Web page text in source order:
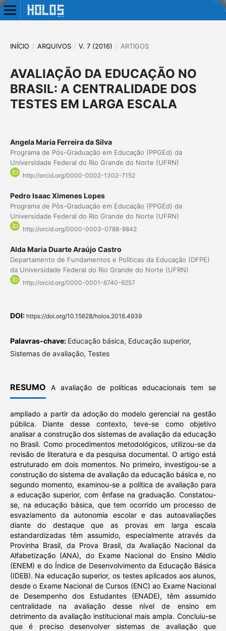
INÍCIO / ARQUIVOS / V. 7 (2016) / ARTIGOS
AVALIAÇÃO DA EDUCAÇÃO NO
BRASIL: A CENTRALIDADE DOS
TESTES EM LARGA ESCALA
Angela Maria Ferreira da Silva
Programa de Pós-Graduação em Educação (PPGEd) da
Universidade Federal do Rio Grande do Norte (UFRN)
http://orcid.org/0000-0002-1302-7152
Pedro Isaac Ximenes Lopes
Programa de Pós-Graduação em Educação (PPGEd) da
Universidade Federal do Rio Grande do Norte (UFRN)
http://orcid.org/0000-0003-0788-8842
Alda Maria Duarte Araújo Castro
Departamento de Fundamentos e Políticas da Educação (DFPE)
da Universidade Federal do Rio Grande do Norte (UFRN)
http://orcid.org/0000-0001-6740-6257
DOI: https://doi.org/10.15628/holos.2016.4939
Palavras-chave: Educação básica, Educação superior,
Sistemas de avaliação, Testes
RESUMO A avaliação de políticas educacionais tem se
ampliado a partir da adoção do modelo gerencial na gestão
pública. Diante desse contexto, teve-se como objetivo
analisar a construção dos sistemas de avaliação da educação
no Brasil. Como procedimentos metodológicos, utilizou-se da
revisão de literatura e da pesquisa documental. O artigo está
estruturado em dois momentos. No primeiro, investigou-se a
construção do sistema de avaliação da educação básica e, no
segundo momento, examinou-se a política de avaliação para
a educação superior, com ênfase na graduação. Constatou-
se, na educação básica, que tem ocorrido um processo de
esvaziamento da autonomia escolar e das autoavaliações
diante do destaque que as provas em larga escala
estandardizadas têm assumido, especialmente através da
Provinha Brasil, da Prova Brasil, da Avaliação Nacional da
Alfabetização (ANA), do Exame Nacional do Ensino Médio
(ENEM) e do Índice de Desenvolvimento da Educação Básica
(IDEB). Na educação superior, os testes aplicados aos alunos,
desde o Exame Nacional de Cursos (ENC) ao Exame Nacional
de Desempenho dos Estudantes (ENADE), têm assumido
centralidade na avaliação desse nível de ensino em
detrimento da avaliação institucional mais ampla. Concluiu-se
que é preciso desenvolver sistemas de avaliação que